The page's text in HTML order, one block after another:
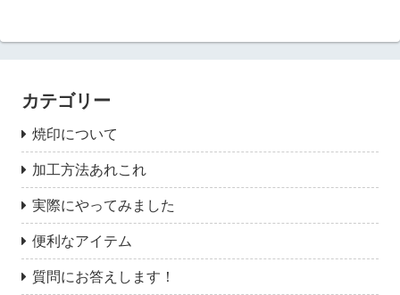
カテゴリー
焼印について
加工方法あれこれ
実際にやってみました
便利なアイテム
質問にお答えします！